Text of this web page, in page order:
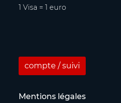
1 Visa = 1 euro
compte / suivi
Mentions légales